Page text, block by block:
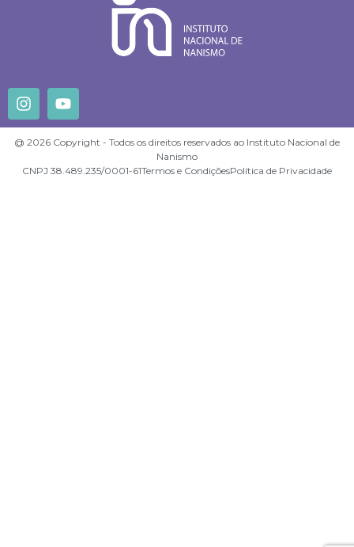
@ 2026 Copyright - Todos os direitos reservados ao Instituto Nacional de
Nanismo
CNPJ 38.489.235/0001-61Termos e CondiçõesPolítica de Privacidade